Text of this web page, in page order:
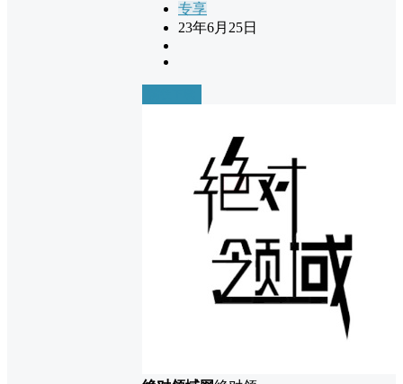
专享
23年6月25日